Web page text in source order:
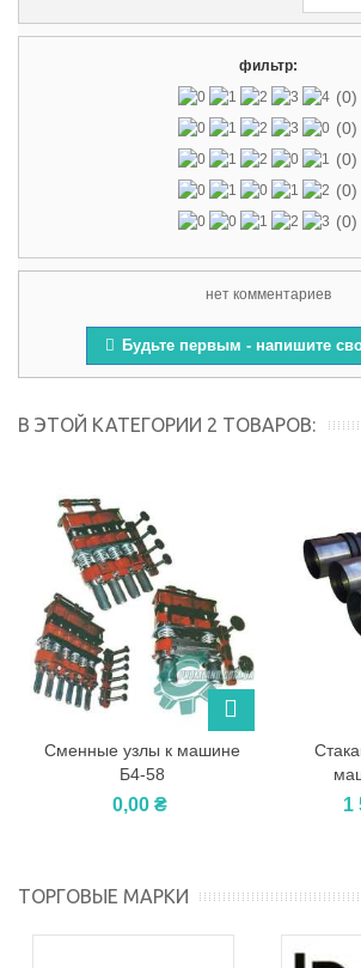
фильтр:
(0)
(0)
(0)
(0)
(0)
нет комментариев
Будьте первым - напишите
В ЭТОЙ КАТЕГОРИИ 2 ТОВАРОВ:
Сменные узлы к машине
Б4-58
0,00 ₴ 1
ТОРГОВЫЕ МАРКИ